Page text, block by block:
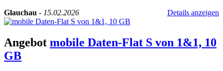
Glauchau - 15.02.2026 Details anzeigen
Angebot mobile Daten-Flat S von 1&1, 10
GB